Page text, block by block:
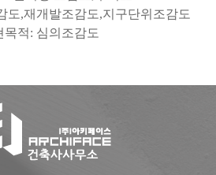
도,재개발조감도,지구단위조감도
목적: 심의조감도